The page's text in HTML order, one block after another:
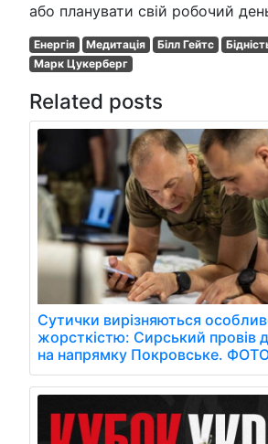
або планувати свій робочий
Енергія Медитація Білл Гейтс
Марк Цукерберг
Related posts
Сутички вирізняються
жорсткістю: Сирський провів
на напрямку Покровське.